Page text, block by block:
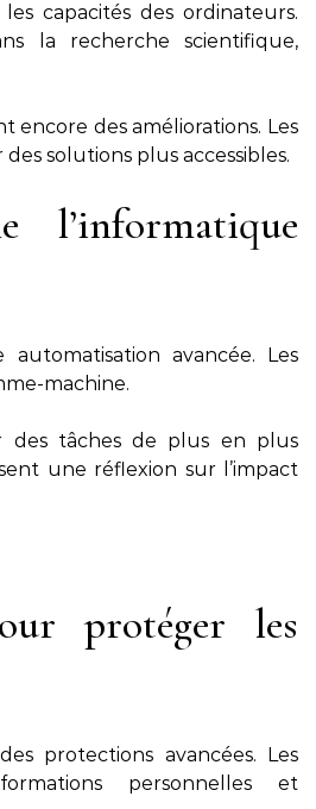
capacités des ordinateurs.
la recherche scientifique,
encore des améliorations. Les
solutions plus accessibles.
l’informatique
avancée. Les
machine.
des tâches de plus en plus
une réflexion sur l’impact
protéger les
protections avancées. Les
personnelles et